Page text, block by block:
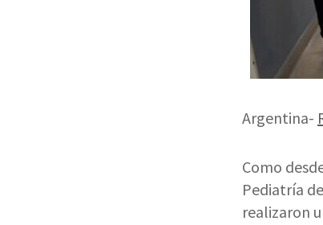
Argentina-
Como
Pediatría
realizaron